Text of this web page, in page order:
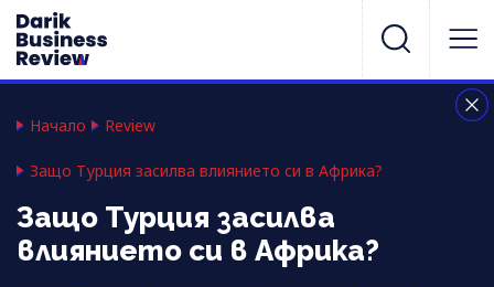
Начало Review
Защо Турция засилва влиянието си в Африка?
Защо Турция засилва
влиянието си в Африка?